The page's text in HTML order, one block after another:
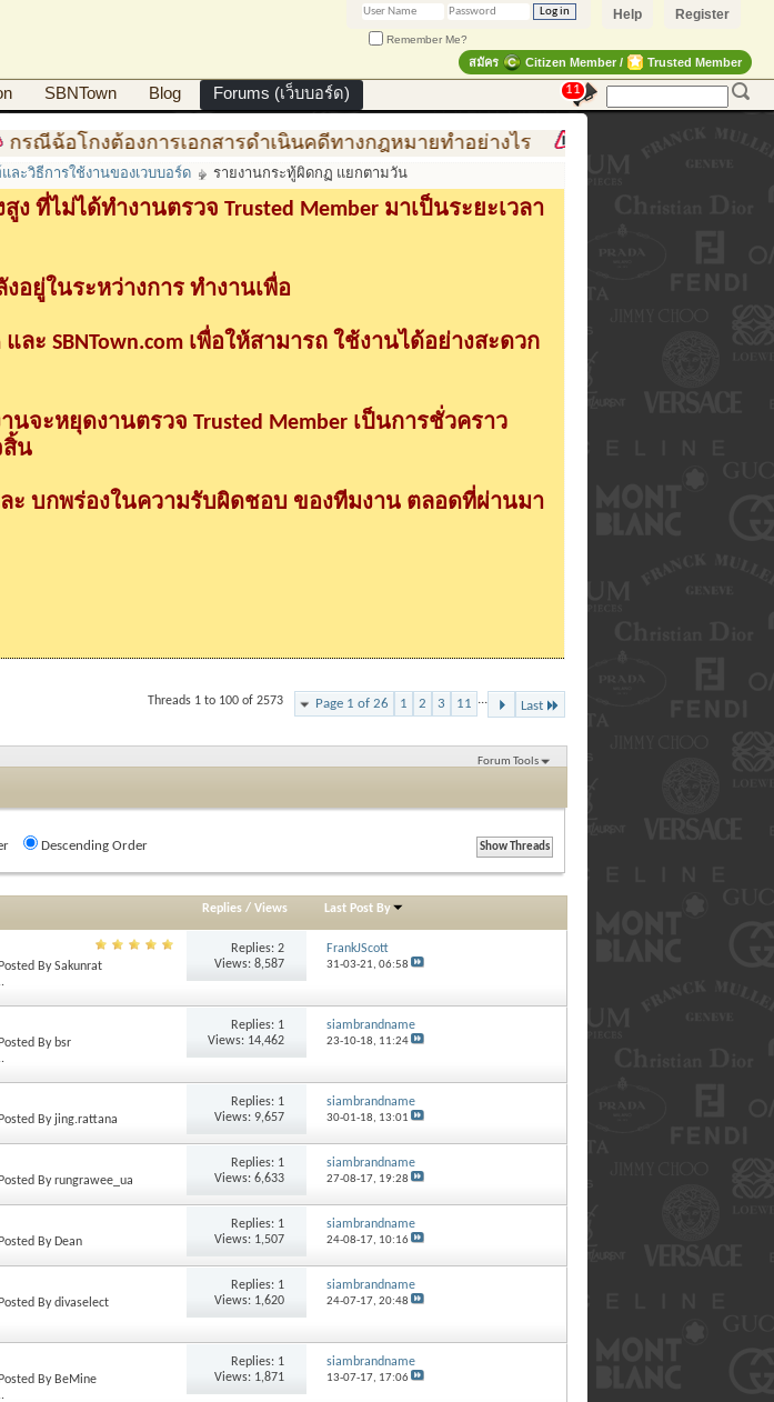
Register
Help
Remember Me?
สมัคร Citizen Member / Trusted Member
SBNTown Blog Forums (เว็บบอร์ด) 11
โกงต้องการเอกสารดำเนินคดีทางกฎหมายทำอย่างไร การสร้าง สินค้าแฟชั่น สู่สินค้า
ะวิธีการใช้งานของเวบบอร์ด รายงานกระทู้ผิดกฏ แยกตามวัน
ที่ไม่ได้ทำงานตรวจ Trusted Member มาเป็นระยะเวลา
อยู่ในระหว่างการ ทำงานเพื่อ
ละ SBNTown.com เพื่อให้สามารถ ใช้งานได้อย่างสะดวก
จะหยุดงานตรวจ Trusted Member เป็นการชั่วคราว
สิ้น
บกพร่องในความรับผิดชอบ ของทีมงาน ตลอดที่ผ่านมา
Page 1 of 26 1 2 3 11 ... Last
Threads 1 to 100 of 2573
Forum Tools
Descending Order
Replies/ Views Last Post By
By Sakunrat
Replies: 2
Views: 8,587
FrankJScott
31-03-21, 06:58
By bsr
Replies: 1
Views: 14,462
siambrandname
23-10-18, 11:24
By jing.rattana
Replies: 1
Views: 9,657
siambrandname
30-01-18, 13:01
By rungrawee_ua
Replies: 1
Views: 6,633
siambrandname
27-08-17, 19:28
By Dean
Replies: 1
Views: 1,507
siambrandname
24-08-17, 10:16
By divaselect
Replies: 1
Views: 1,620
siambrandname
24-07-17, 20:48
By BeMine
Replies: 1
Views: 1,871
siambrandname
13-07-17, 17:06